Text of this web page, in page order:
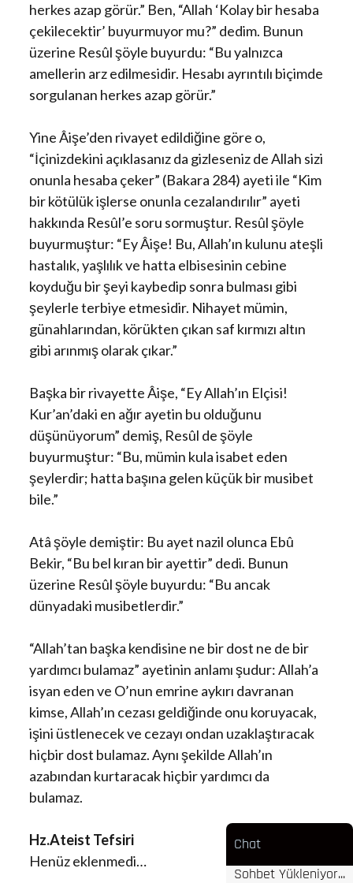
herkes azap görür.” Ben, “Allah ‘Kolay bir hesaba
çekilecektir’ buyurmuyor mu?” dedim. Bunun
üzerine Resûl şöyle buyurdu: “Bu yalnızca
amellerin arz edilmesidir. Hesabı ayrıntılı biçimde
sorgulanan herkes azap görür.”
Yine Âişe’den rivayet edildiğine göre o,
“İçinizdekini açıklasanız da gizleseniz de Allah sizi
onunla hesaba çeker” (Bakara 284) ayeti ile “Kim
bir kötülük işlerse onunla cezalandırılır” ayeti
hakkında Resûl’e soru sormuştur. Resûl şöyle
buyurmuştur: “Ey Âişe! Bu, Allah’ın kulunu ateşli
hastalık, yaşlılık ve hatta elbisesinin cebine
koyduğu bir şeyi kaybedip sonra bulması gibi
şeylerle terbiye etmesidir. Nihayet mümin,
günahlarından, körükten çıkan saf kırmızı altın
gibi arınmış olarak çıkar.”
Başka bir rivayette Âişe, “Ey Allah’ın Elçisi!
Kur’an’daki en ağır ayetin bu olduğunu
düşünüyorum” demiş, Resûl de şöyle
buyurmuştur: “Bu, mümin kula isabet eden
şeylerdir; hatta başına gelen küçük bir musibet
bile.”
Atâ şöyle demiştir: Bu ayet nazil olunca Ebû
Bekir, “Bu bel kıran bir ayettir” dedi. Bunun
üzerine Resûl şöyle buyurdu: “Bu ancak
dünyadaki musibetlerdir.”
“Allah’tan başka kendisine ne bir dost ne de bir
yardımcı bulamaz” ayetinin anlamı şudur: Allah’a
isyan eden ve O’nun emrine aykırı davranan
kimse, Allah’ın cezası geldiğinde onu koruyacak,
işini üstlenecek ve cezayı ondan uzaklaştıracak
hiçbir dost bulamaz. Aynı şekilde Allah’ın
azabından kurtaracak hiçbir yardımcı da
bulamaz.
Hz.Ateist Tefsiri
Henüz eklenmedi…
Chat
Sohbet Yükleniyor...